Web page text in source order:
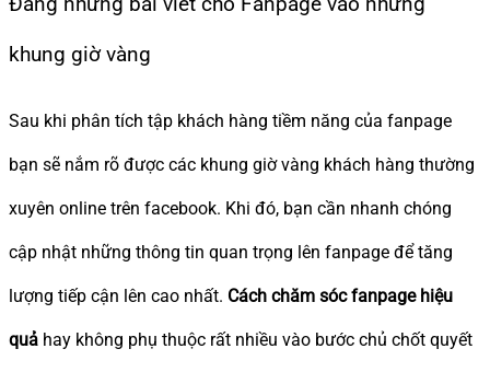
khung giờ vàng
Sau khi phân tích tập khách hàng tiềm năng của fanpage
bạn sẽ nắm rõ được các khung giờ vàng khách hàng thường
xuyên online trên facebook. Khi đó, bạn cần nhanh chóng
cập nhật những thông tin quan trọng lên fanpage để tăng
lượng tiếp cận lên cao nhất. Cách chăm sóc fanpage hiệu
quả hay không phụ thuộc rất nhiều vào bước chủ chốt quyết